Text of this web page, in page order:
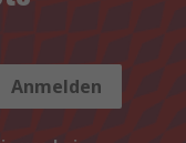
Anmelden